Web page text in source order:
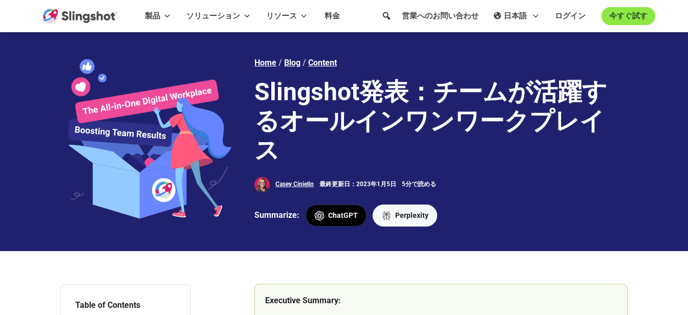
製品 ソリューション リソース 料金 今すぐ試す
ログイン
日本語
営業へのお問い合わせ
Home / Blog / Content
Slingshot発表：チームが活躍す
るオールインワンワークプレイ
ス
Casey Ciniello 最終更新日：2023年1月5日 5分で読める
Summarize: ChatGPT Perplexity
Table of Contents Executive Summary: